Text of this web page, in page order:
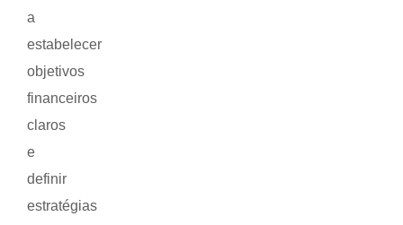
a
estabelecer
objetivos
financeiros
claros
e
definir
estratégias